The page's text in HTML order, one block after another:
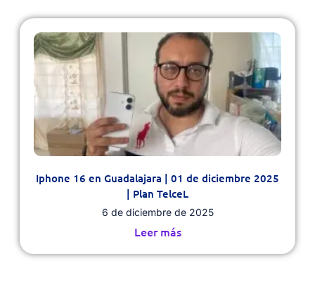
Iphone 16 en Guadalajara | 01 de diciembre 2025
| Plan TelceL
6 de diciembre de 2025
Leer más